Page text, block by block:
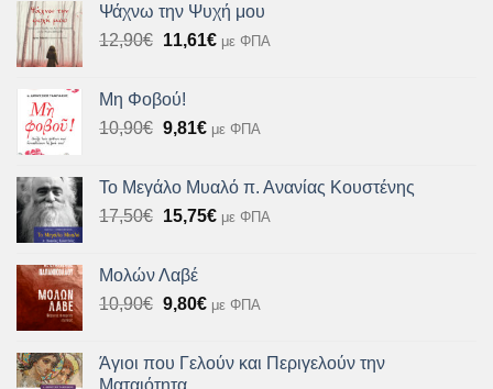
12,72€.είναι:
11,45€.
Ψάχνω την Ψυχή μου
12,90€ Original
12,90€.
11,61€Η
11,61€.
με ΦΠΑ
Μη Φοβού!
10,90€ Original
10,90€.
9,81€Η
είναι:
9,81€.
με ΦΠΑ
Το Μεγάλο Μυαλό π. Ανανίας Κουστένης
17,50€ Original
17,50€.
15,75€Η
15,75€.
με ΦΠΑ
Μολών Λαβέ
10,90€ Original
10,90€.
9,80€Η
είναι:
με ΦΠΑ
Άγιοι που Γελούν και Περιγελούν την
Ματαιότητα